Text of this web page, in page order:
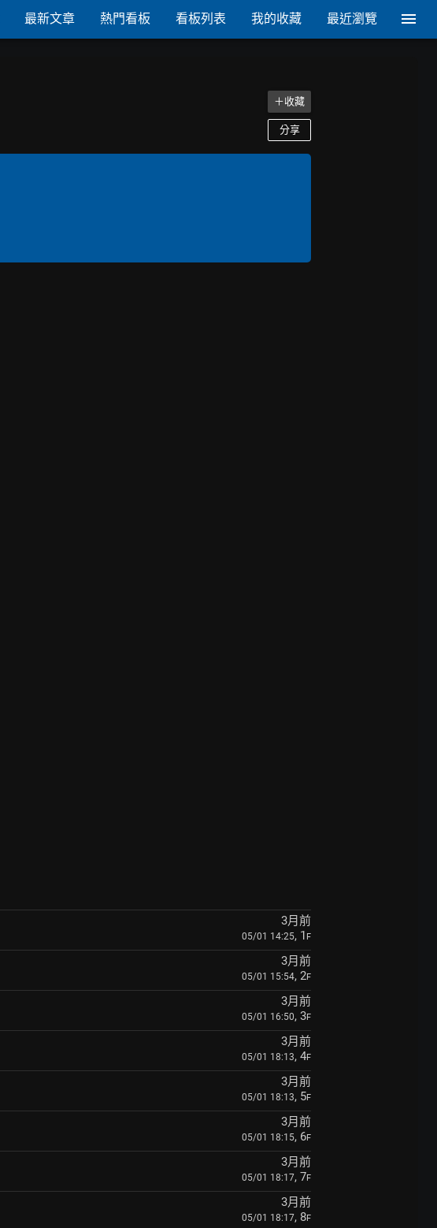
最新文章 熱門看板 看板列表 我的收藏 最近瀏覽
＋收藏
分享
3月前
05/01 14:25, 1 F
3月前
05/01 15:54, 2F
3月前
05/01 16:50, 3F
3月前
05/01 18:13, 4F
3月前
05/01 18:13, 5F
3月前
05/01 18:15, 6F
3月前
05/01 18:17, 7F
3月前
05/01 18:17, 8F